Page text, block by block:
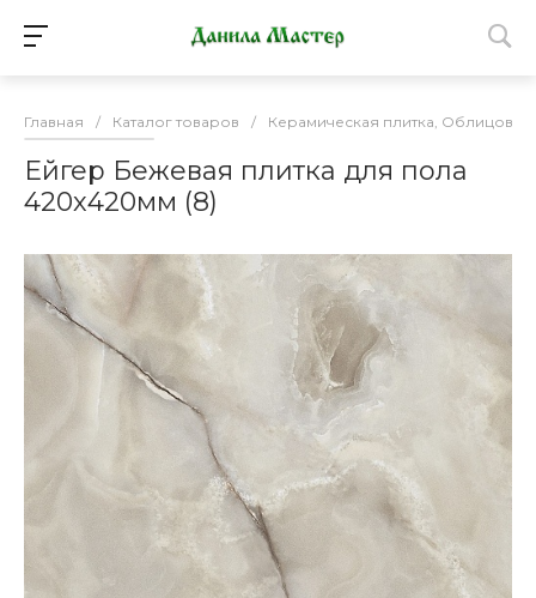
Главная / Каталог товаров / Керамическая плитка,
Ейгер Бежевая плитка для пола
420х420мм (8)